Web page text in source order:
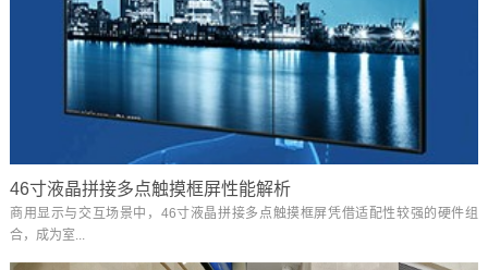
46寸液晶拼接多点触摸框屏性能解析
商用显示与交互场景中，46寸液晶拼接多点触摸框屏凭借适配性较强的硬件组
合，成为室...